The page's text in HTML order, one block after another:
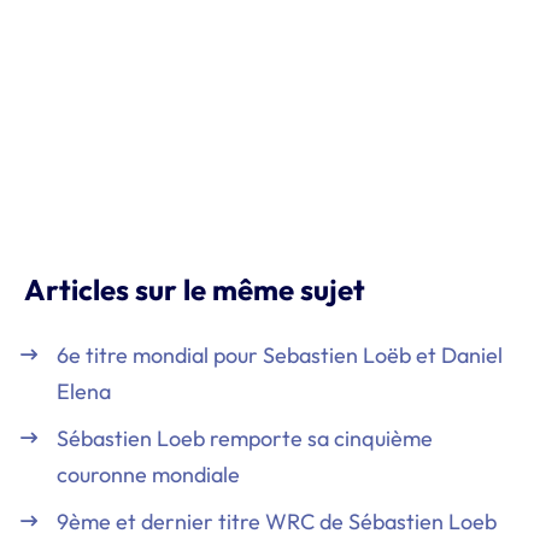
Articles sur le même sujet
6e titre mondial pour Sebastien Loëb et Daniel
Elena
Sébastien Loeb remporte sa cinquième
couronne mondiale
9ème et dernier titre WRC de Sébastien Loeb